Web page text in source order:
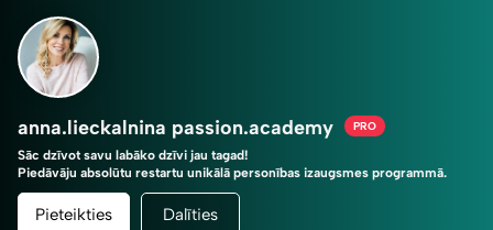
anna.lieckalnina passion.academy PRO
Sāc dzīvot savu labāko dzīvi jau tagad!
Piedāvāju absolūtu restartu unikālā personības izaugsmes programmā.
Tu esi savas dzīves režisors!
Pieteikties Dalīties